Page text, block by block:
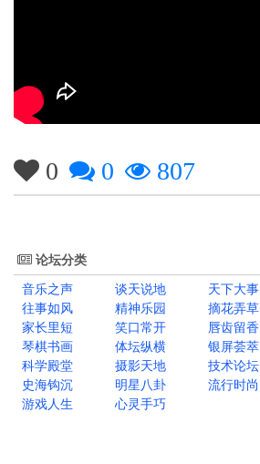
0 0 807
论坛分类
音乐之声
谈天说地 天下大事
往事如风
精神乐园 摘花弄草
家长里短
笑口常开 唇齿留香
琴棋书画
体坛纵横 银屏荟萃
科学殿堂
摄影天地 技术论坛
史海钩沉
明星八卦 流行时尚
游戏人生
心灵手巧